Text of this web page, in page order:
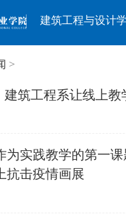
建筑工程与设计
>
建筑工程系让线上教
为实践教学的第一
抗击疫情画展